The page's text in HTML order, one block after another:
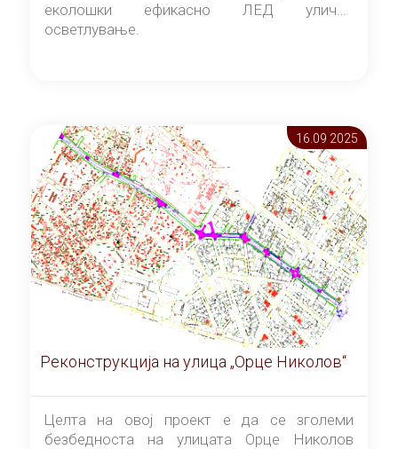
еколошки ефикасно ЛЕД улично
осветлување.
16.09 2025
Реконструкција на улица „Орце Николов“
Целта на овој проект е да се зголеми
безбедноста на улицата Орце Николов